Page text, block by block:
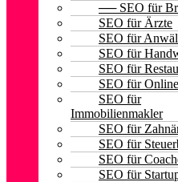
── SEO für
SEO für Ärzte
SEO für
SEO für
SEO für
SEO für
SEO für
Immobilienmakler
SEO für
SEO für
SEO für
SEO für